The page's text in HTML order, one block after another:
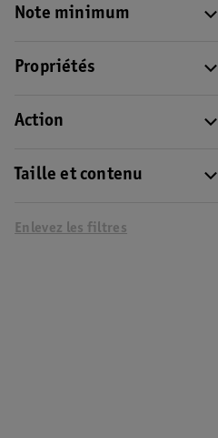
Note minimum
Propriétés
Action
Taille et contenu
Enlevez les filtres